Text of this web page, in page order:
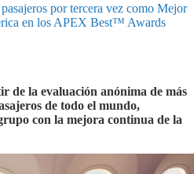
por tercera vez como Mejor
en los APEX Best™ Awards
de la evaluación anónima de más
de todo el mundo,
con la mejora continua de la